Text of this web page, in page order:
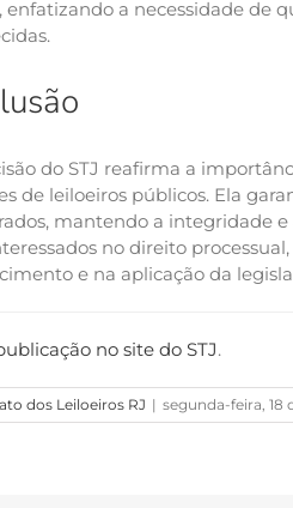
, enfatizando a necessidade de
do STJ reafirma a
de leiloeiros públicos. Ela
mantendo a integridade e
no direito
e na aplicação da
no site do STJ.
dos Leiloeiros RJ | segunda-feira, 18